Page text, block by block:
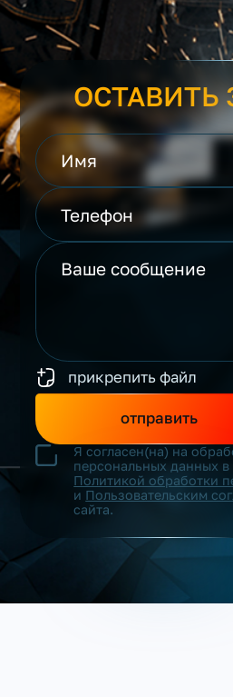
ОСТАВИТЬ
прикрепить файл
отправить
Я согласен(на) на
персональных данных в
Политикой обработки
и Пользовательским
сайта.